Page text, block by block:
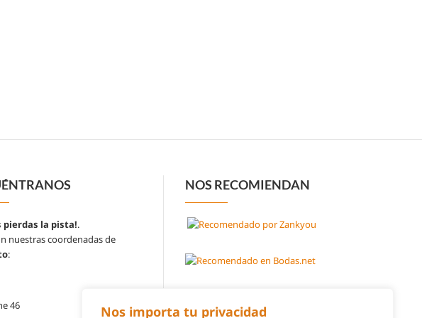
Nos importa tu privacidad
pierdas la pista!.
nuestras coordenadas de
:
46
NOS RECOMIENDAN